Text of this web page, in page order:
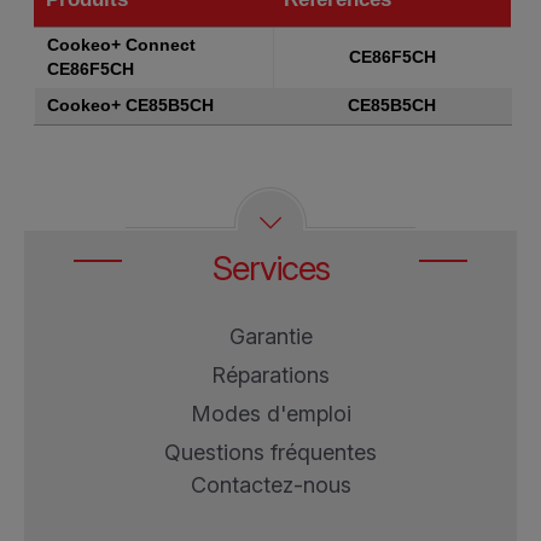
Produits
Cookeo+ Connect
CE86F5CH
CE86F5CH
Cookeo+ CE85B5CH CE85B5CH
Services
Garantie
Réparations
Modes d'emploi
Questions fréquentes
Contactez-nous